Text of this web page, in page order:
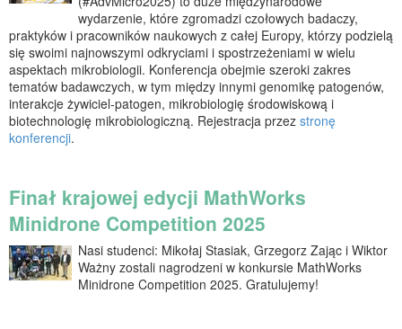
wydarzenie, które zgromadzi czołowych badaczy,
praktyków i pracowników naukowych z całej Europy, którzy podzielą
się swoimi najnowszymi odkryciami i spostrzeżeniami w wielu
aspektach mikrobiologii. Konferencja obejmie szeroki zakres
tematów badawczych, w tym między innymi genomikę patogenów,
interakcje żywiciel-patogen, mikrobiologię środowiskową i
biotechnologię mikrobiologiczną. Rejestracja przez stronę
konferencji.
Finał krajowej edycji MathWorks
Minidrone Competition 2025
Nasi studenci: Mikołaj Stasiak, Grzegorz Zając i Wiktor
Ważny zostali nagrodzeni w konkursie MathWorks
Minidrone Competition 2025. Gratulujemy!